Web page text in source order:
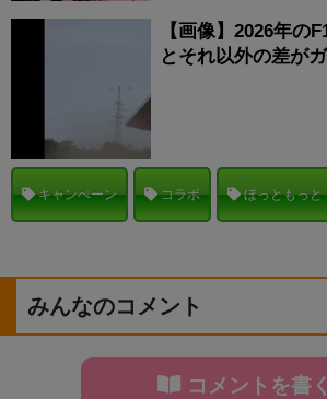
【画像】2026年の
とそれ以外の差が
キャンぺーン コラボ ほっともっと
みんなのコメント
コメントを書く